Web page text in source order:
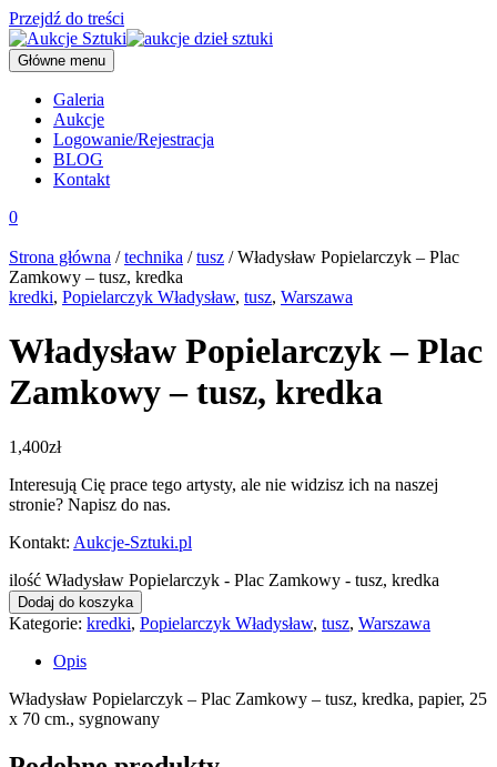
Przejdź do treści
Główne menu
Galeria
Aukcje
Logowanie/Rejestracja
BLOG
Kontakt
0
Strona główna /technika /tusz / Władysław Popielarczyk – Plac
Zamkowy – tusz, kredka
kredki, Popielarczyk Władysław, tusz, Warszawa
Władysław Popielarczyk – Plac
Zamkowy – tusz, kredka
1,400zł
Interesują Cię prace tego artysty, ale nie widzisz ich na naszej
stronie? Napisz do nas.
Kontakt: Aukcje-Sztuki.pl
ilość Władysław Popielarczyk - Plac Zamkowy - tusz, kredka
Dodaj do koszyka
Kategorie: kredki, Popielarczyk Władysław, tusz, Warszawa
Opis
Władysław Popielarczyk – Plac Zamkowy – tusz, kredka, papier, 25
x 70 cm., sygnowany